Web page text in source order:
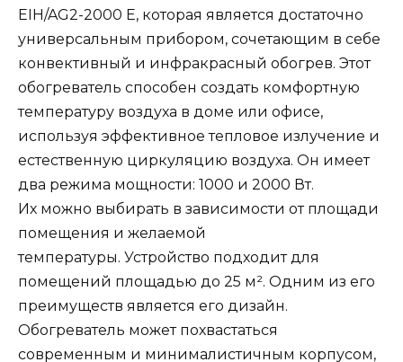
EIH/AG2-2000 E, которая является достаточно
универсальным прибором, сочетающим в себе
конвективный и инфракрасный обогрев. Этот
обогреватель способен создать комфортную
температуру воздуха в доме или офисе,
используя эффективное тепловое излучение и
естественную циркуляцию воздуха. Он имеет
два режима мощности: 1000 и 2000 Вт.
Их можно выбирать в зависимости от площади
помещения и желаемой
температуры. Устройство подходит для
помещений площадью до 25 м². Одним из его
преимуществ является его дизайн.
Обогреватель может похвастаться
современным и минималистичным корпусом,